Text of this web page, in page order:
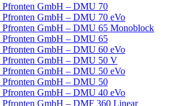
GmbH – DMU 70
GmbH – DMU 70 eVo
GmbH – DMU 65 Monoblock
GmbH – DMU 65
GmbH – DMU 60 eVo
GmbH – DMU 50 V
GmbH – DMU 50 eVo
GmbH – DMU 50
GmbH – DMU 40 eVo
GmbH – DMF 360 Linear